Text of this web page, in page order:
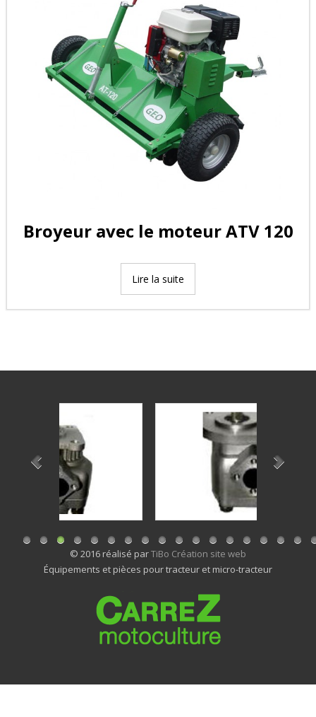
Broyeur avec le moteur ATV 120
Lire la suite
© 2016 réalisé parTiBo Création site web
Équipements et pièces pour tracteur et micro-tracteur